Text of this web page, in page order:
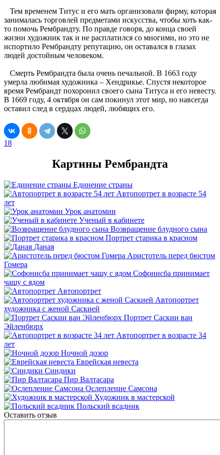
Тем временем Титус и его мать организовали фирму, которая
занималась торговлей предметами искусства, чтобы хоть как-
то помочь Рембрандту. По правде говоря, до конца своей
жизни художник так и не расплатился со многими, но это не
испортило Рембрандту репутацию, он оставался в глазах
людей достойным человеком.
Смерть Рембрандта была очень печальной. В 1663 году
умерла любимая художника – Хендрикье. Спустя некоторое
время Рембрандт похоронил своего сына Титуса и его невесту.
В 1669 году, 4 октября он сам покинул этот мир, но навсегда
оставил след в сердцах людей, любящих его.
18
Картины Рембрандта
Единение страны
Автопортрет в возрасте 54
лет
Урок анатомии
Ученый в кабинете
Возвращение блудного сына
Портрет старика в красном
Даная
Аристотель перед бюстом
Гомера
Софонисба принимает
чашу с ядом
Автопортрет
Автопортрет
художника с женой Саскией
Портрет Саскии ван
Эйленбюрх
Автопортрет в возрасте 34
лет
Ночной дозор
Еврейская невеста
Синдики
Пир Валтасара
Ослепление Самсона
Художник в мастерской
Польский всадник
Оставить отзыв